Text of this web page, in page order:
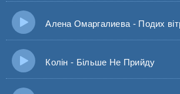
Алена Омаргалиева - Подих
Колін - Більше Не Прийду